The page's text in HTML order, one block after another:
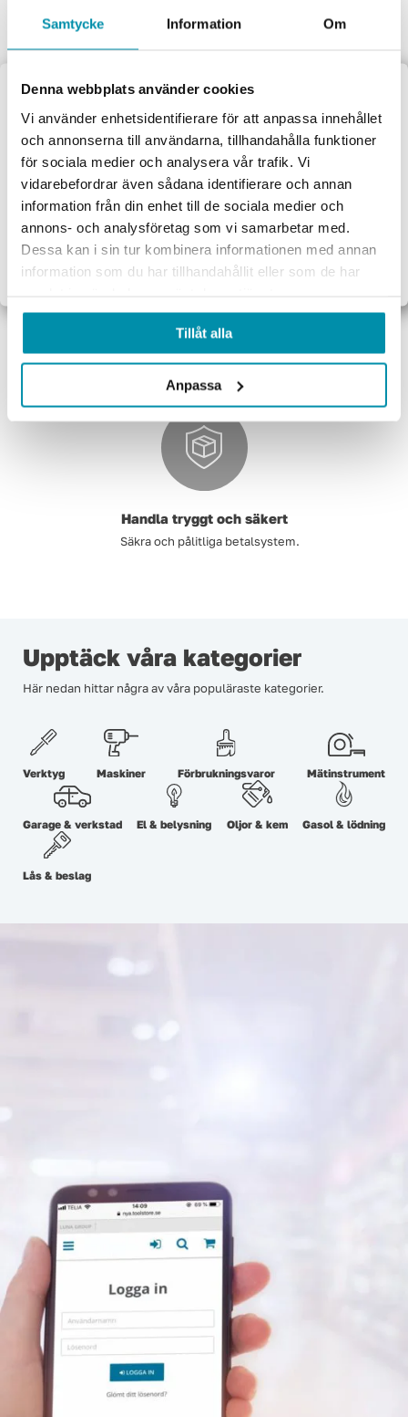
Samtycke Information Om
Denna webbplats använder cookies
Vi använder enhetsidentifierare för att anpassa innehållet
och annonserna till användarna, tillhandahålla funktioner
för sociala medier och analysera vår trafik. Vi
vidarebefordrar även sådana identifierare och annan
information från din enhet till de sociala medier och
annons- och analysföretag som vi samarbetar med.
Dessa kan i sin tur kombinera informationen med annan
information som du har tillhandahållit eller som de har
Tillåt alla
Anpassa
Kundservice som kan
Fråga våra experter för personliga råd och smarta tips.
Handla privat eller som företag
Vi behandlar ordern direkt
Handla tryggt och säkert
Säkra och pålitliga betalsystem.
Upptäck våra kategorier
Här nedan hittar några av våra populäraste kategorier.
Verktyg Maskiner Förbrukningsvaror Mätinstrument
Garage & verkstad El & belysning Oljor & kem Gasol & lödning
Lås & beslag
Välkommen till
Proffsbutiken
Jag handlar som:
Företag
Exkl. moms
Privat
Inkl. moms